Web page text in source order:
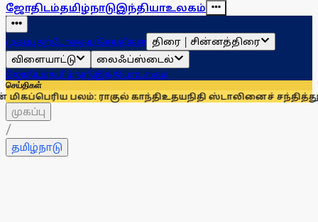
ஜோதிடம்தமிழ்நாடுஇந்தியாஉலகம்
முகப்புதற்போதைய செய்திகள் திரை | சின்னத்திரை
விளையாட்டு
லைஃப்ஸ்டைல்
ஜோதிடம்தமிழ்நாடுஇந்தியாஉலகம்
செய்திகள்
பலம்: ராகுல் காந்திஉதயநிதி ஸ்டாலினைச் சந்தித்து நன்றி
முகப்பு
/
தமிழ்நாடு